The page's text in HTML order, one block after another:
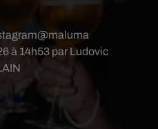
à 14h53 par Ludovic